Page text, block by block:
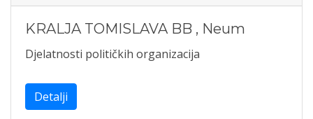
KRALJA TOMISLAVA BB , Neum
Djelatnosti političkih organizacija
Detalji